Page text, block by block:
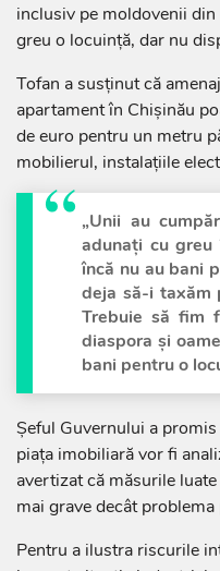
inclusiv pe moldovenii
greu o locuință, dar nu
Tofan a susținut că
apartament în Chișinău
de euro pentru un metru
mobilierul, instalațiile
„Unii au
adunați cu
încă nu au bani
deja să-i taxăm
Trebuie să fim
diaspora și
bani pentru o
Șeful Guvernului a
piața imobiliară vor fi
avertizat că măsurile
mai grave decât
Pentru a ilustra riscurile